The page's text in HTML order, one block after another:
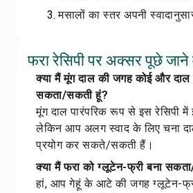
मसालों का स्तर अपनी
फरा रेसिपी पर अक्सर पूछे जाने
क्या मैं मूंग दाल की जगह कोई और
सकता/सकती हूं?
मूंग दाल पारंपरिक रूप से इस रेसिपी में
लेकिन आप अलग स्वाद के लिए चना
प्रयोग कर सकते/सकती हैं।
क्या मैं फरा को ग्लूटेन-फ्री बना
हां, आप गेहूं के आटे की जगह ग्लूटेन-